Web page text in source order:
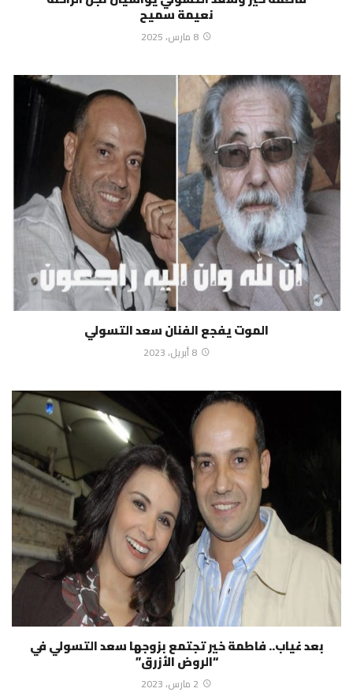
نعيمة سميح
8 مارس، 2025
الموت يفجع الفنان سعد التسولي
8 أبريل، 2023
بعد غياب.. فاطمة خير تجتمع بزوجها سعد التسولي في
“الروض الأزرق”
2 مارس، 2023